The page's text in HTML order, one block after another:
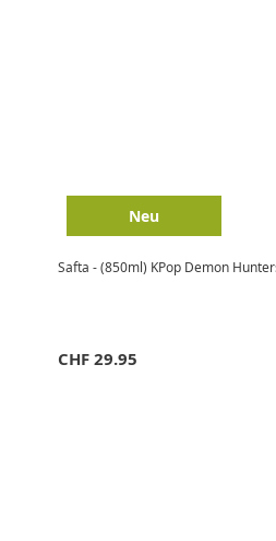
Neu
Safta - (850ml) KPop Demon
CHF 29.95